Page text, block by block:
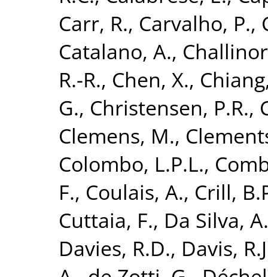
Carr, R., Carvalho, P.,
Catalano, A.,
R.-R., Chen, X.,
G., Christensen, P.R.,
Clemens, M.,
Colombo, L.P.L.,
F., Coulais, A., Crill,
Cuttaia, F., Da Silva, A.
Davies, R.D., Davis,